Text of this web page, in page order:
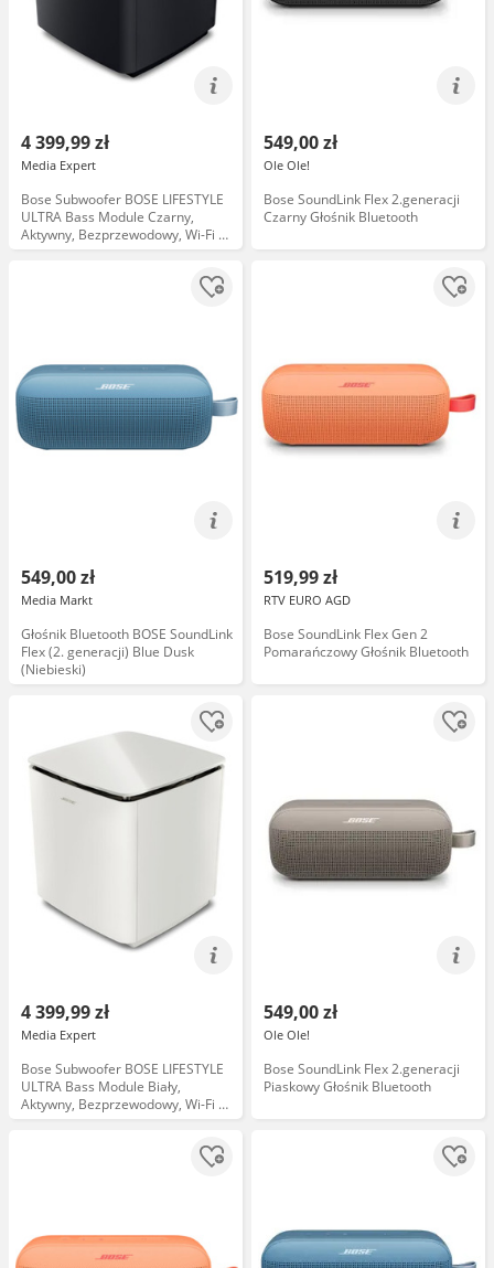
4 399,99 zł
Media Expert
Bose Subwoofer BOSE LIFESTYLE
ULTRA Bass Module Czarny,
Aktywny, Bezprzewodowy, Wi-Fi 6,
Technologia Bose CleanBass,
549,00 zł
Ole Ole!
Bose SoundLink Flex 2.generacji
Czarny Głośnik Bluetooth
549,00 zł
Media Markt
Głośnik Bluetooth BOSE SoundLink
Flex (2. generacji) Blue Dusk
(Niebieski)
519,99 zł
RTV EURO AGD
Bose SoundLink Flex Gen 2
Pomarańczowy Głośnik Bluetooth
4 399,99 zł
Media Expert
Bose Subwoofer BOSE LIFESTYLE
ULTRA Bass Module Biały,
Aktywny, Bezprzewodowy, Wi-Fi 6,
Technologia Bose CleanBass,
549,00 zł
Ole Ole!
Bose SoundLink Flex 2.generacji
Piaskowy Głośnik Bluetooth